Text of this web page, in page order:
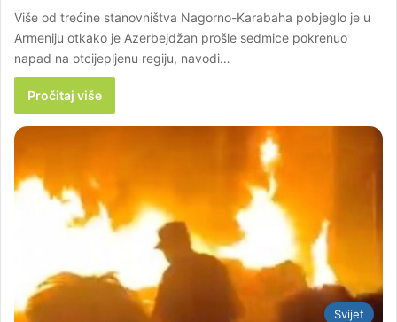
Više od trećine stanovništva Nagorno-Karabaha pobjeglo je u
Armeniju otkako je Azerbejdžan prošle sedmice pokrenuo
napad na otcijepljenu regiju, navodi…
Pročitaj više
Svijet